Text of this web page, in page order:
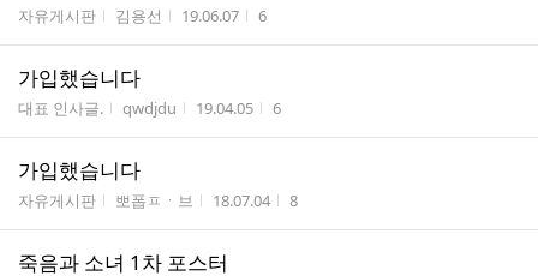
게시판명
자유게시판 작성자
김용선 작성시간
19.06.07 조회수
6
가입했습니다
게시판명
대표 인사글. 작성자
qwdjdu 작성시간
19.04.05 조회수
6
가입했습니다
게시판명
자유게시판 작성자
뽀폽ㅍㆍ브 작성시간
18.07.04 조회수
8
죽음과 소녀 1차 포스터